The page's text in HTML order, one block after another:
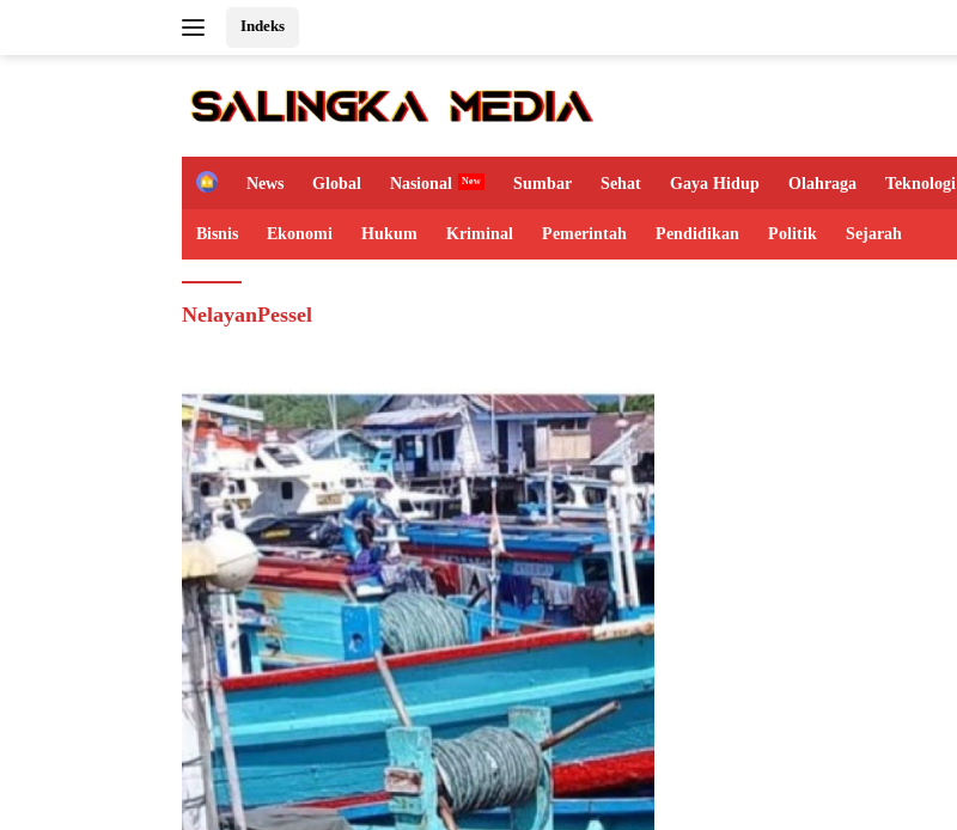
Indeks
H
m
e
News Global Nasional Sumbar Sehat Gaya Hidup Olahraga Teknologi
Bisnis Ekonomi Hukum Kriminal Pemerintah Pendidikan Politik Sejarah
NelayanPessel